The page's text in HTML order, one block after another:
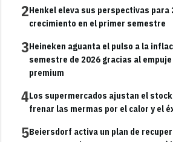
2Henkel eleva sus perspectivas para
crecimiento en el primer semestre
3Heineken aguanta el pulso a la
semestre de 2026 gracias al
premium
4Los supermercados ajustan el
frenar las mermas por el calor y el
5Beiersdorf activa un plan de